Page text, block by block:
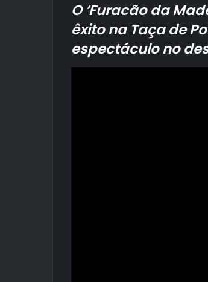
O ‘Furacão da
êxito na Taça de
espectáculo no